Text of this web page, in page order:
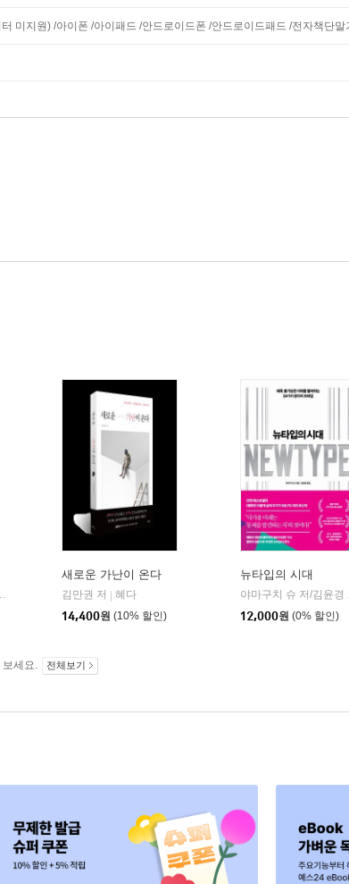
미지원) /아이폰 /아이패드 /안드로이드폰 /안드로이드패드 /전자책단
새로운 가난이 온다
김만권 저
혜다
14,400원 (10% 할인)
뉴타입의 시대
야
12,000원 (0% 할인)
보세요. 전체보기